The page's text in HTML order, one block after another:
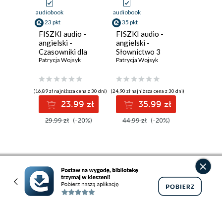
audiobook
23 pkt
FISZKI audio -
angielski -
Czasowniki dla
początkujących
Patrycja Wojsyk
(16,89 zł najniższa cena z 30 dni)
23.99 zł
29.99 zł (-20%)
audiobook
35 pkt
FISZKI audio -
angielski -
Słownictwo 3
Patrycja Wojsyk
(24,90 zł najniższa cena z 30 dni)
35.99 zł
44.99 zł (-20%)